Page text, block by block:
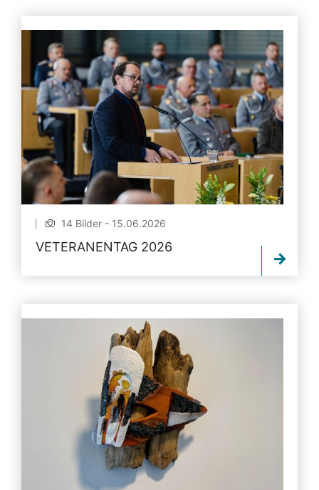
14 Bilder - 15.06.2026
VETERANENTAG 2026